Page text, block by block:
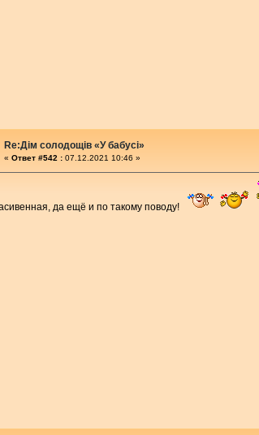
Re:Дім солодощів «У бабусі»
« Ответ #542 : 07.12.2021 10:46 »
да ещё и по такому поводу!